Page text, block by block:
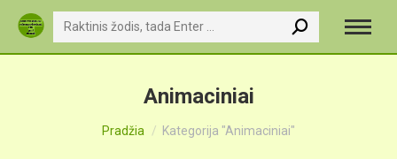
Search:
Animaciniai
You are here:
Pradžia Kategorija "Animaciniai"